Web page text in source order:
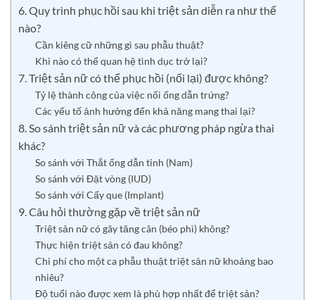
6. Quy trình phục hồi sau khi triệt sản diễn ra như thế
nào?
Cần kiêng cữ những gì sau phẫu thuật?
Khi nào có thể quan hệ tình dục trở lại?
7. Triệt sản nữ có thể phục hồi (nối lại) được không?
Tỷ lệ thành công của việc nối ống dẫn trứng?
Các yếu tố ảnh hưởng đến khả năng mang thai lại?
8. So sánh triệt sản nữ và các phương pháp ngừa thai
khác?
So sánh với Thắt ống dẫn tinh (Nam)
So sánh với Đặt vòng (IUD)
So sánh với Cấy que (Implant)
9. Câu hỏi thường gặp về triệt sản nữ
Triệt sản nữ có gây tăng cân (béo phì) không?
Thực hiện triệt sản có đau không?
Chi phí cho một ca phẫu thuật triệt sản nữ khoảng bao
nhiêu?
Độ tuổi nào được xem là phù hợp nhất để triệt sản?